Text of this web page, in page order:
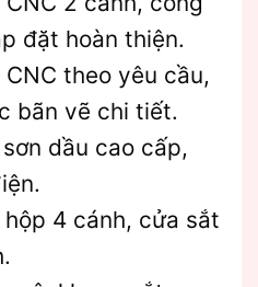
đặt hoàn thiện.
theo yêu cầu,
bãn vẽ chi tiết.
dầu cao cấp,
4 cánh, cửa sắt